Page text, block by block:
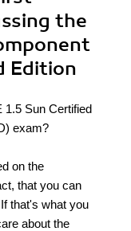
the
Edition
1.5 Sun Certified
exam?
on the
that you can
that's what you
about the